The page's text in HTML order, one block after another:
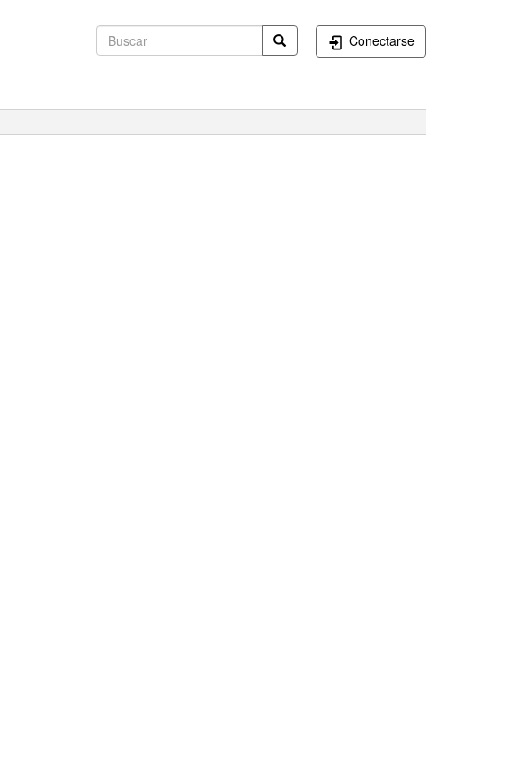
Conectarse